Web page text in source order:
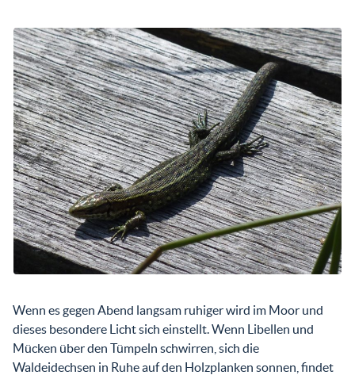
Wenn es gegen Abend langsam ruhiger wird im Moor und
dieses besondere Licht sich einstellt. Wenn Libellen und
Mücken über den Tümpeln schwirren, sich die
Waldeidechsen in Ruhe auf den Holzplanken sonnen, findet